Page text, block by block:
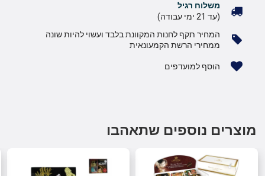
משלוח רגיל
(עד 21 ימי עבודה)
המחיר תקף לחנות המקוונת בלבד ועשוי להיות שונה
ממחירי הרשת הקמעונאית
הוסף למועדפים
מוצרים נוספים שתאהבו